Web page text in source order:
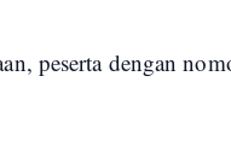
peserta dengan